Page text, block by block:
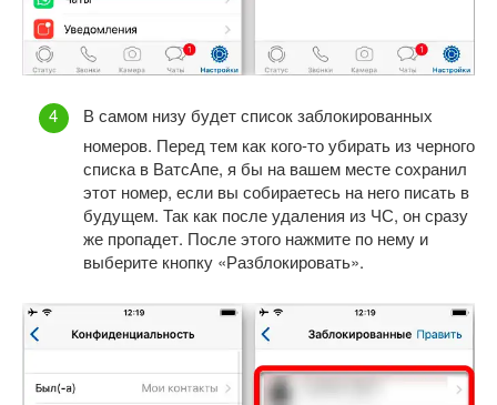
В самом низу будет список заблокированных
номеров. Перед тем как кого-то убирать из черного
списка в ВатсАпе, я бы на вашем месте сохранил
этот номер, если вы собираетесь на него писать в
будущем. Так как после удаления из ЧС, он сразу
же пропадет. После этого нажмите по нему и
выберите кнопку «Разблокировать».